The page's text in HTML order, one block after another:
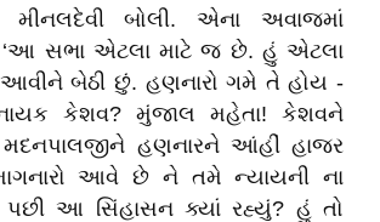
મીનલદેવી બોલી. એના અવાજમાં
‘આ સભા એટલા માટે જ છે. હું એટલા
બેઠી છું. હણનારો ગમે તે હોય -
કેશવ? મુંજાલ મહેતા! કેશવને
મદનપાલજીને હણનારને આંહીં હાજર
આવે છે ને તમે ન્યાયની ના
પછી આ સિંહાસન ક્યાં રહ્યું? હું તો